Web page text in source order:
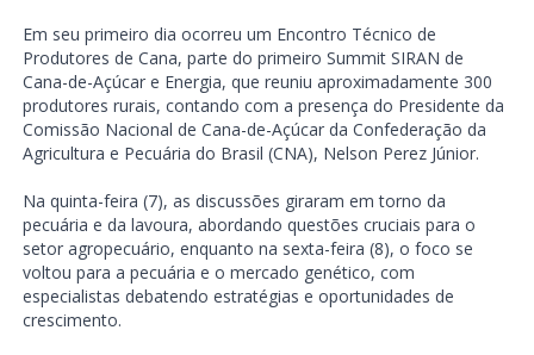
Em seu primeiro dia ocorreu um Encontro Técnico de
Produtores de Cana, parte do primeiro Summit SIRAN de
Cana-de-Açúcar e Energia, que reuniu aproximadamente 300
produtores rurais, contando com a presença do Presidente da
Comissão Nacional de Cana-de-Açúcar da Confederação da
Agricultura e Pecuária do Brasil (CNA), Nelson Perez Júnior.
Na quinta-feira (7), as discussões giraram em torno da
pecuária e da lavoura, abordando questões cruciais para o
setor agropecuário, enquanto na sexta-feira (8), o foco se
voltou para a pecuária e o mercado genético, com
especialistas debatendo estratégias e oportunidades de
crescimento.